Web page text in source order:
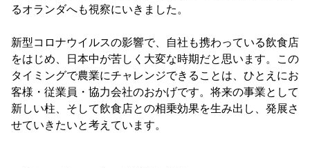
るオランダへも視察にいきました。
新型コロナウイルスの影響で、自社も携わっている飲食店
をはじめ、日本中が苦しく大変な時期だと思います。この
タイミングで農業にチャレンジできることは、ひとえにお
客様・従業員・協力会社のおかげです。将来の事業として
新しい柱、そして飲食店との相乗効果を生み出し、発展さ
せていきたいと考えています。